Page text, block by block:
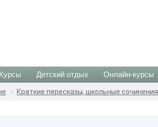
Курсы Детский отдых Онлайн-курсы
Краткие пересказы, школьные сочинения